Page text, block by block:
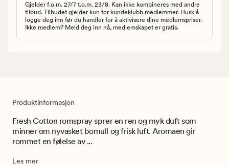
Gjelder f.o.m. 27/7 t.o.m. 23/8. Kan ikke kombineres med andre
tilbud. Tilbudet gjelder kun for kundeklubb medlemmer. Husk å
logge deg inn før du handler for å aktivisere dine medlemspriser.
Ikke medlem? Meld deg inn nå, medlemskapet er gratis.
Produktinformasjon
Fresh Cotton romspray sprer en ren og myk duft som
minner om nyvasket bomull og frisk luft. Aromaen gir
rommet en følelse av ...
Les mer